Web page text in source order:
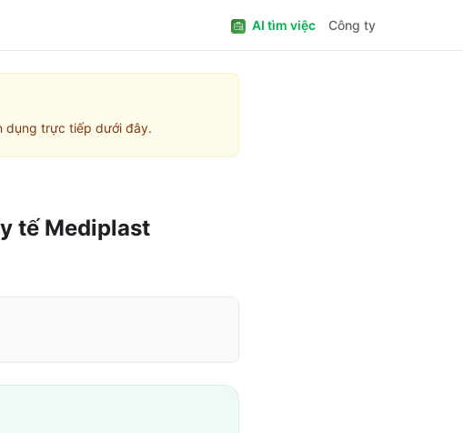
AI tìm việc Công ty
dụng trực tiếp dưới đây.
tế Mediplast